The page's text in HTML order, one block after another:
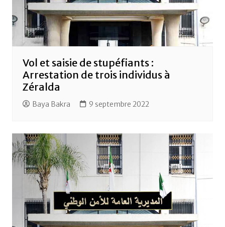
Vol et saisie de stupéfiants :
Arrestation de trois individus à
Zéralda
Baya Bakra 9 septembre 2022